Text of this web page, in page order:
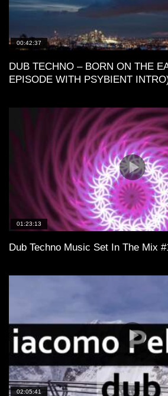
00:42:37
DUB TECHNO – BORN ON THE
EPISODE WITH PSYBIENT
01:23:13
Dub Techno Music Set In The Mix
02:05:41